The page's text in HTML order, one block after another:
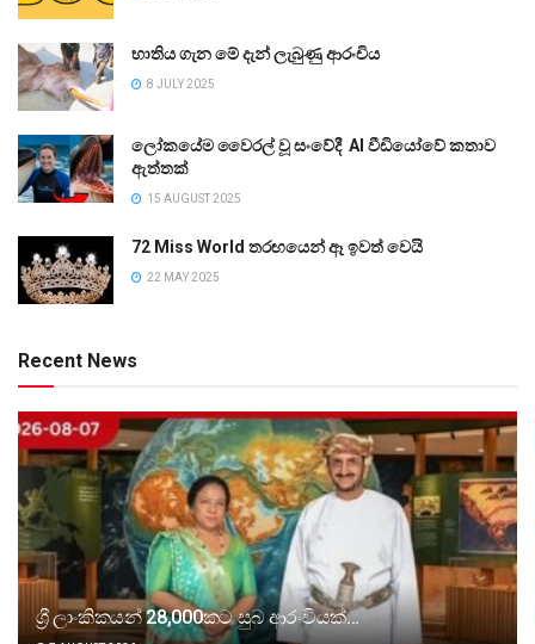
භාතිය ගැන මේ දැන් ලැබුණු ආරංචිය
8 JULY 2025
ලෝකයේම වෛරල් වූ සංවේදී AI වීඩියෝවේ කතාව
ඇත්තක්
15 AUGUST 2025
72 Miss World තරඟයෙන් ඈ ඉවත් වෙයි
22 MAY 2025
Recent News
ශ්‍රී ලාංකිකයන් 28,000කට සුබ ආරංචියක්…